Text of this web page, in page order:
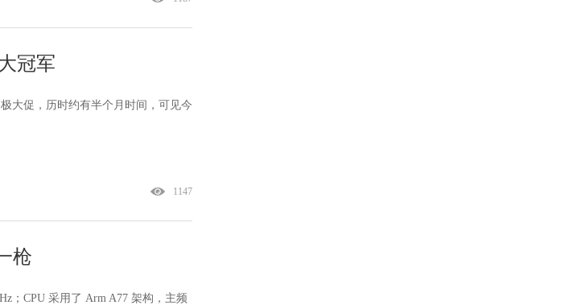
冠军
大促，历时约有半个月时间，可见今
1147
枪
；CPU 采用了 Arm A77 架构，主频